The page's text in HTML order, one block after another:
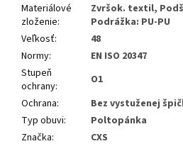
Materiálové
zloženie:
Zvršok. textil,
Podrážka: PU-PU
Veľkosť:
48
Normy:
EN ISO 20347
Stupeň
ochrany:
O1
Ochrana:
Bez vystuženej
Typ obuvi:
Poltopánka
Značka: CXS